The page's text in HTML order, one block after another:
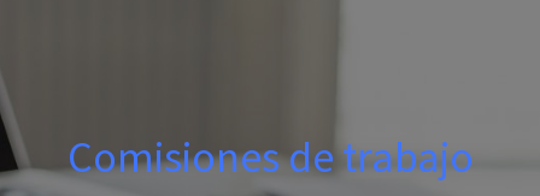
Comisiones de trabajo